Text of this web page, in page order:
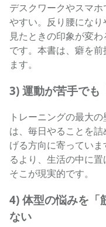
デスクワークやスマ
やすい。反り腰にな
見たときの印象が変
です。本書は、癖を
ます。
3) 運動が苦手でも
トレーニングの最大
は、毎日やることを
げる方向に寄ってい
るより、生活の中に置
そこが現実的です。
4) 体型の悩みを「
ない